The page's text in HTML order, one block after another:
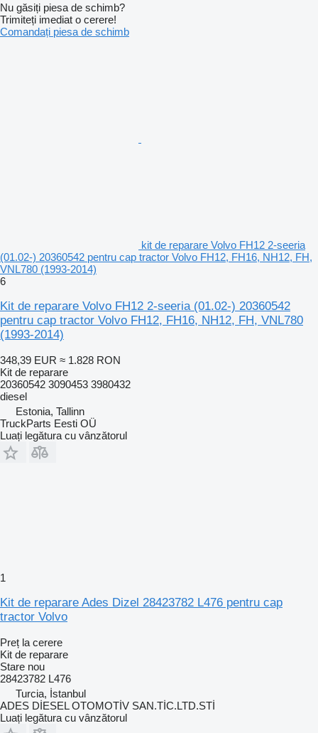
Nu găsiți piesa de schimb?
Trimiteți imediat o cerere!
Comandați piesa de schimb
kit de reparare Volvo FH12 2-seeria
(01.02-) 20360542 pentru cap tractor Volvo FH12, FH16, NH12, FH,
VNL780 (1993-2014)
6
Kit de reparare Volvo FH12 2-seeria (01.02-) 20360542
pentru cap tractor Volvo FH12, FH16, NH12, FH, VNL780
(1993-2014)
348,39 EUR ≈ 1.828 RON
Kit de reparare
20360542 3090453 3980432
diesel
Estonia, Tallinn
TruckParts Eesti OÜ
Luați legătura cu vânzătorul
1
Kit de reparare Ades Dizel 28423782 L476 pentru cap
tractor Volvo
Preț la cerere
Kit de reparare
Stare nou
28423782 L476
Turcia, İstanbul
ADES DİESEL OTOMOTİV SAN.TİC.LTD.STİ
Luați legătura cu vânzătorul